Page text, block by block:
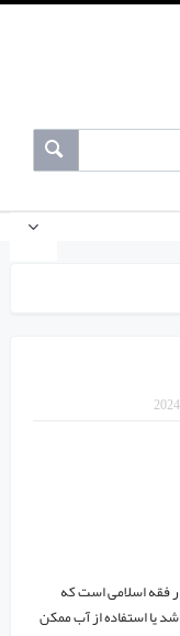
فقه اسلامی است که
یا استفاده از آب ممکن